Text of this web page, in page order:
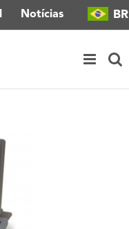
Notícias BR